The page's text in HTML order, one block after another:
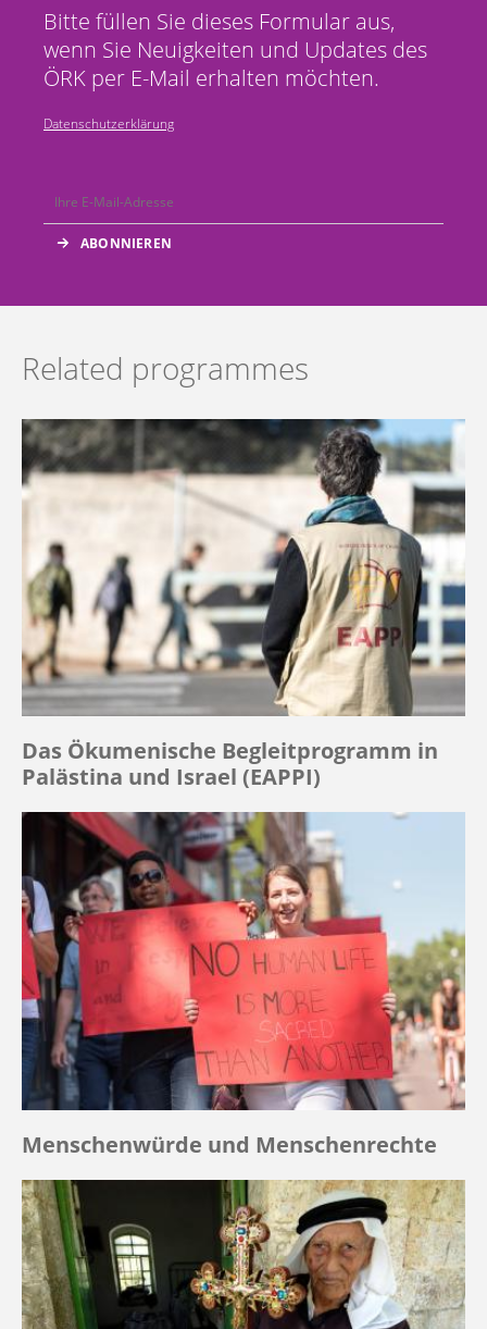
Bitte füllen Sie dieses Formular aus,
wenn Sie Neuigkeiten und Updates des
ÖRK per E-Mail erhalten möchten.
Datenschutzerklärung
Related programmes
Das Ökumenische Begleitprogramm in
Palästina und Israel (EAPPI)
Menschenwürde und Menschenrechte